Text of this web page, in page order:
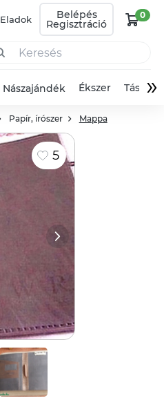
Eladok Belépés
Regisztráció
0
Nászajándék Ékszer Táska»
Papír, írószer Mappa
5